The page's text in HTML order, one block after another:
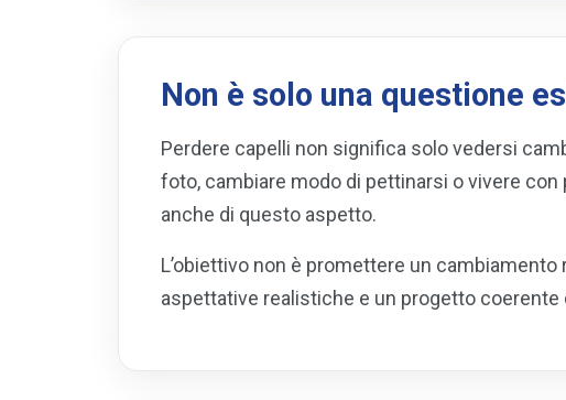
Non è solo una questione
Perdere capelli non significa solo vedersi
foto, cambiare modo di pettinarsi o vivere
anche di questo aspetto.
L’obiettivo non è promettere un
aspettative realistiche e un progetto coerente